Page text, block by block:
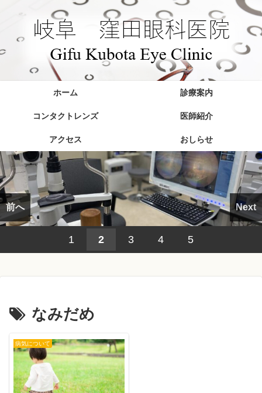
ホーム 診療案内
コンタクトレンズ 医師紹介
アクセス おしらせ
前へ Next
1 2 3 4 5
なみだめ
病気について